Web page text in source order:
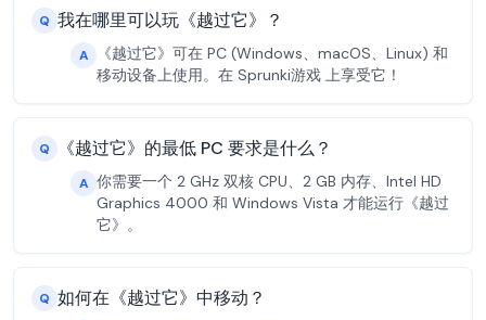
Q 我在哪里可以玩《越过它》？
A
《越过它》可在 PC (Windows、macOS、Linux) 和
移动设备上使用。在 Sprunki游戏 上享受它！
Q 《越过它》的最低 PC 要求是什么？
A 你需要一个 2 GHz 双核 CPU、2 GB 内存、Intel HD
Graphics 4000 和 Windows Vista 才能运行《越过
它》。
Q 如何在《越过它》中移动？